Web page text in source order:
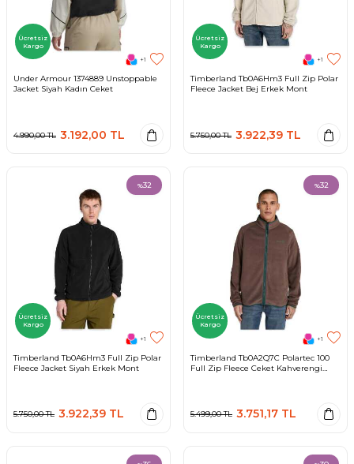
Ücretsiz
Kargo
+1
Under Armour 1374889 Unstoppable
Jacket Siyah Kadın Ceket
4.990,00TL 3.192,00 TL
Ücretsiz
Kargo
+1
Timberland Tb0A6Hm3 Full Zip Polar
Fleece Jacket Bej Erkek Mont
5.750,00TL 3.922,39 TL
%32
Ücretsiz
Kargo
+1
Timberland Tb0A6Hm3 Full Zip Polar
Fleece Jacket Siyah Erkek Mont
5.750,00TL 3.922,39 TL
%32
Ücretsiz
Kargo
+1
Timberland Tb0A2Q7C Polartec 100
Full Zip Fleece Ceket Kahverengi
5.499,00TL 3.751,17 TL